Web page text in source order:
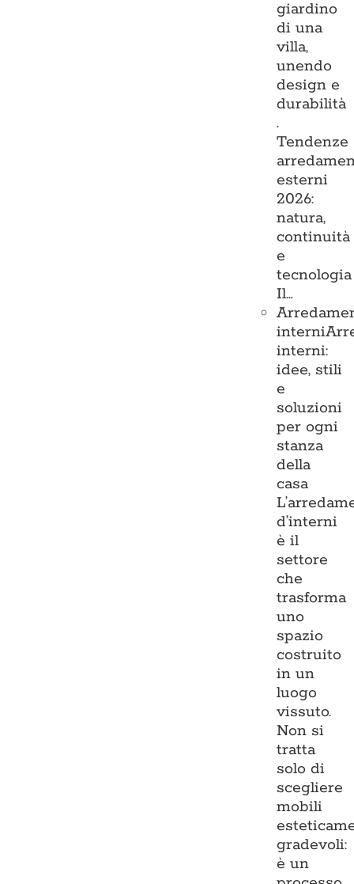
giardino
di una
villa,
unendo
design e
durabilità
.
Tendenze
esterni
2026:
natura,
continuità
e
tecnologia
Il…
interni
interni:
idee, stili
e
soluzioni
per ogni
stanza
della
casa
d’interni
è il
settore
che
trasforma
uno
spazio
costruito
in un
luogo
vissuto.
Non si
tratta
solo di
scegliere
mobili
gradevoli:
è un